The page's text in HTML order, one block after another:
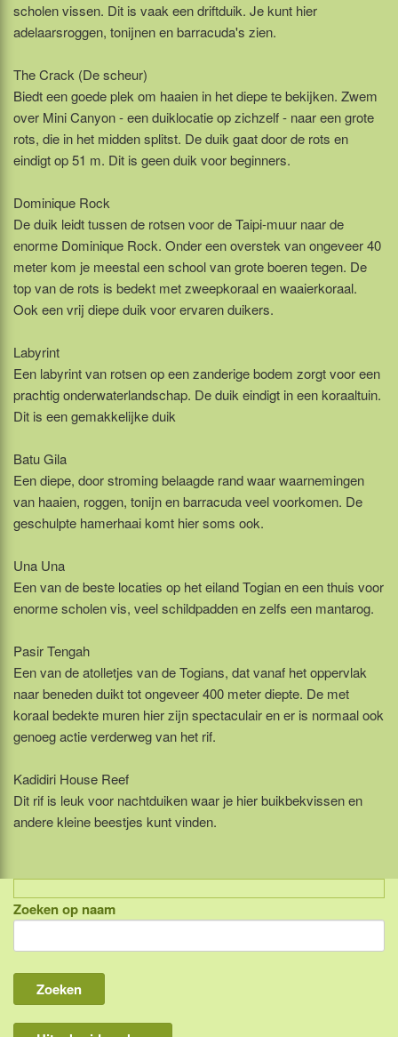
scholen vissen. Dit is vaak een driftduik. Je kunt hier
adelaarsroggen, tonijnen en barracuda's zien.
The Crack (De scheur)
Biedt een goede plek om haaien in het diepe te bekijken. Zwem
over Mini Canyon - een duiklocatie op zichzelf - naar een grote
rots, die in het midden splitst. De duik gaat door de rots en
eindigt op 51 m. Dit is geen duik voor beginners.
Dominique Rock
De duik leidt tussen de rotsen voor de Taipi-muur naar de
enorme Dominique Rock. Onder een overstek van ongeveer 40
meter kom je meestal een school van grote boeren tegen. De
top van de rots is bedekt met zweepkoraal en waaierkoraal.
Ook een vrij diepe duik voor ervaren duikers.
Labyrint
Een labyrint van rotsen op een zanderige bodem zorgt voor een
prachtig onderwaterlandschap. De duik eindigt in een koraaltuin.
Dit is een gemakkelijke duik
Batu Gila
Een diepe, door stroming belaagde rand waar waarnemingen
van haaien, roggen, tonijn en barracuda veel voorkomen. De
geschulpte hamerhaai komt hier soms ook.
Una Una
Een van de beste locaties op het eiland Togian en een thuis voor
enorme scholen vis, veel schildpadden en zelfs een mantarog.
Pasir Tengah
Een van de atolletjes van de Togians, dat vanaf het oppervlak
naar beneden duikt tot ongeveer 400 meter diepte. De met
koraal bedekte muren hier zijn spectaculair en er is normaal ook
genoeg actie verderweg van het rif.
Kadidiri House Reef
Dit rif is leuk voor nachtduiken waar je hier buikbekvissen en
andere kleine beestjes kunt vinden.
Indonesië, eilandcombinaties
Bali
Lombok
Flores & Komodo
Zoeken op naam